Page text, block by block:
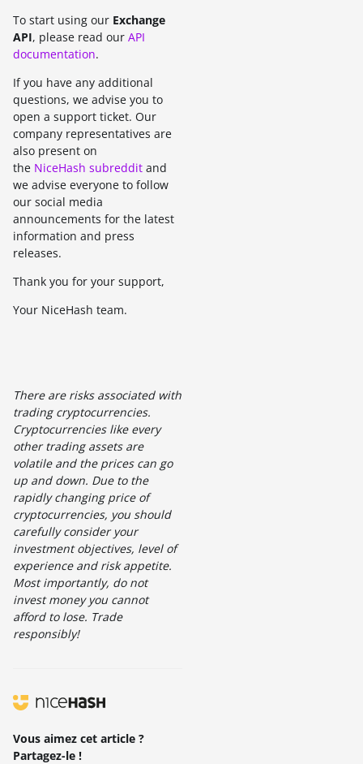
To start using our Exchange
API, please read our API
documentation.
If you have any additional
questions, we advise you to
open a support ticket. Our
company representatives are
also present on
the NiceHash subreddit and
we advise everyone to follow
our social media
announcements for the latest
information and press
releases.
Thank you for your support,
Your NiceHash team.
There are risks associated with
trading cryptocurrencies.
Cryptocurrencies like every
other trading assets are
volatile and the prices can go
up and down. Due to the
rapidly changing price of
cryptocurrencies, you should
carefully consider your
investment objectives, level of
experience and risk appetite.
Most importantly, do not
invest money you cannot
afford to lose. Trade
responsibly!
Vous aimez cet article ?
Partagez-le !